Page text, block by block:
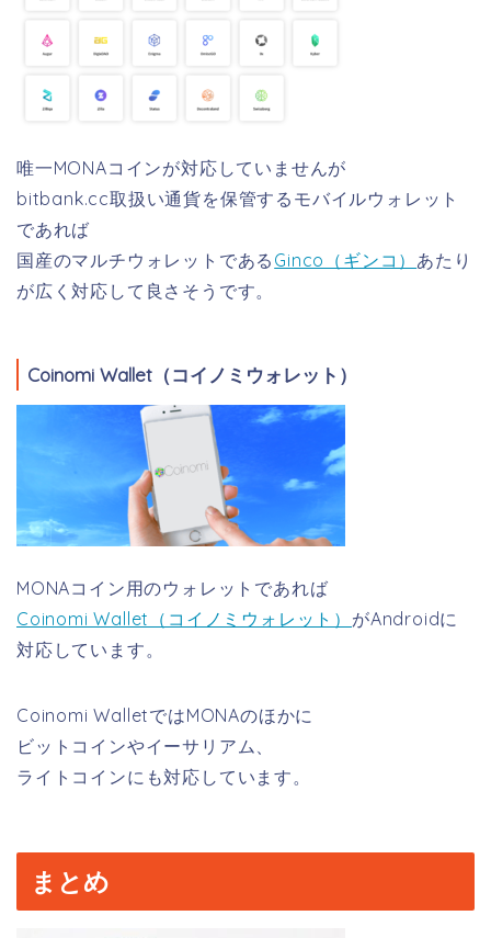
唯一MONAコインが対応していませんが
bitbank.cc取扱い通貨を保管するモバイルウォレット
であれば
国産のマルチウォレットである Ginco（ギンコ） あたり
が広く対応して良さそうです。
Coinomi Wallet（コイノミウォレット）
MONAコイン用のウォレットであれば
Coinomi Wallet（コイノミウォレット） がAndroidに
対応しています。
Coinomi WalletではMONAのほかに
ビットコインやイーサリアム、
ライトコインにも対応しています。
まとめ